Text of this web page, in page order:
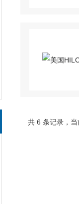
共 6 条记录，